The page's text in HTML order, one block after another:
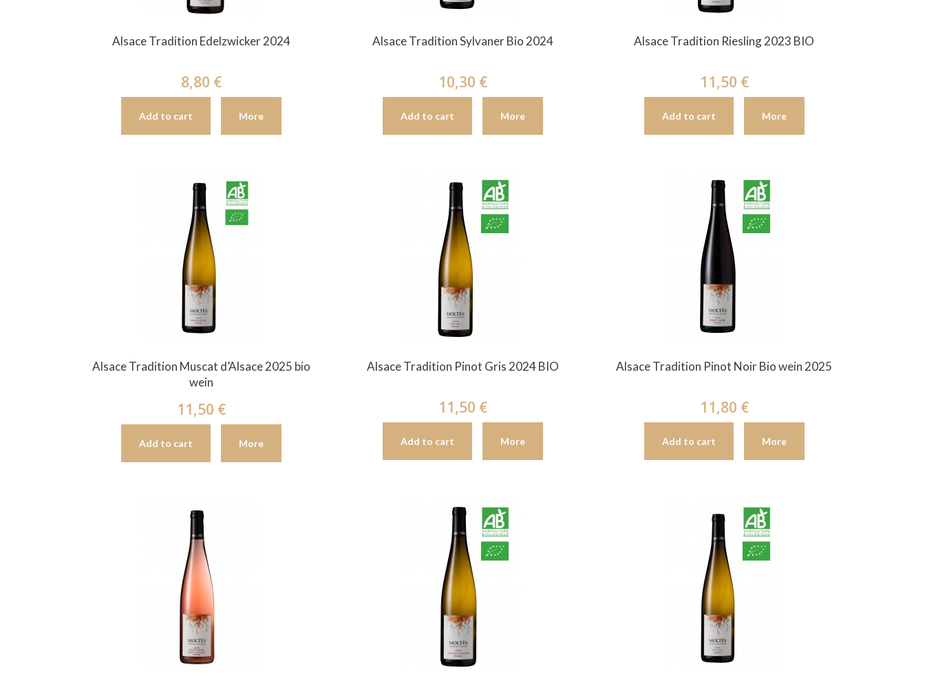
Alsace Tradition Edelzwicker 2024
8,80 €
Add to cart More
Alsace Tradition Sylvaner Bio 2024
10,30 €
Add to cart More
Alsace Tradition Riesling 2023 BIO
11,50 €
Add to cart More
Alsace Tradition Muscat d’Alsace 2025 bio
wein
11,50 €
Add to cart More
Alsace Tradition Pinot Gris 2024 BIO
11,50 €
Add to cart More
Alsace Tradition Pinot Noir Bio wein 2025
11,80 €
Add to cart More